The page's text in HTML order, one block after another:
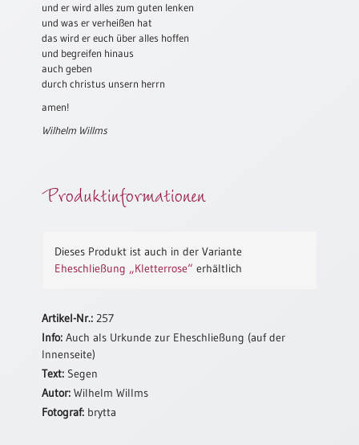
Konfirmation
Konfirmationsjubiläum
Trauung
Eheschliessung
Hochzeitsjubiläum
Abendmahlszulassung
Urkunden
Poster
Neuerscheinungen
Einzelposter
und er wird alles zum guten lenken
und was er verheißen hat
das wird er euch über alles hoffen
und begreifen hinaus
auch geben
durch christus unsern herrn
amen!
Wilhelm Willms
Produktinformationen
Dieses Produkt ist auch in der Variante
Eheschließung „Kletterrose“ erhältlich
Artikel-Nr.: 257
Info: Auch als Urkunde zur Eheschließung (auf der
Innenseite)
Text: Segen
Autor: Wilhelm Willms
Fotograf: brytta